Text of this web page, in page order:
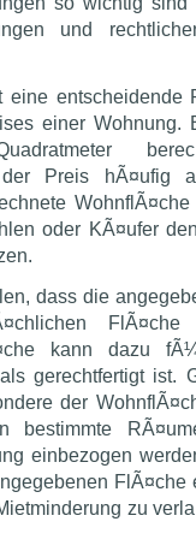
und
eine entscheidende
einer Wohnung.
der Preis hÃ¤ufig
oder KÃ¤ufer
dass die
kann dazu
gerechtfertigt ist.
der
bestimmte
einbezogen
FlÃ¤che
zu